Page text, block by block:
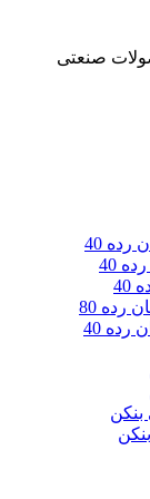
صنعتی
40
40
رده 80
40